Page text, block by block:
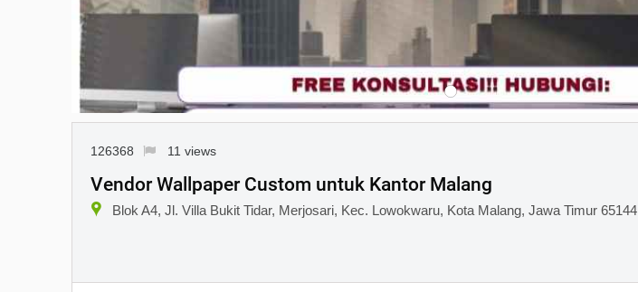
126368 11 views
Vendor Wallpaper Custom untuk Kantor Malang
Blok A4, Jl. Villa Bukit Tidar, Merjosari, Kec. Lowokwaru, Kota Malang, Jawa Timur 65144